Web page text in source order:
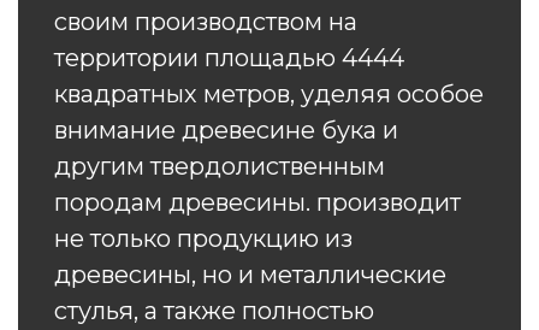
своим производством на
территории площадью 4444
квадратных метров, уделяя особое
внимание древесине бука и
другим твердолиственным
породам древесины. производит
не только продукцию из
древесины, но и металлические
стулья, а также полностью